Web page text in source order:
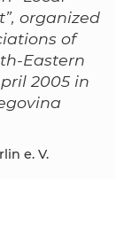
organized
of
Eastern
2005 in
e. V.